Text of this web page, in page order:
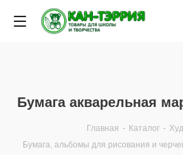
Бумага акварельная
Главная - Каталог -
Бумага, альбомы для рисования и